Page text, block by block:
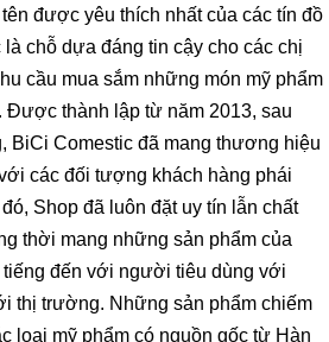
được yêu thích nhất của các tín đồ
là chỗ dựa đáng tin cậy cho các chị
cầu mua sắm những món mỹ phẩm
Được thành lập từ năm 2013, sau
BiCi Comestic đã mang thương hiệu
các đối tượng khách hàng phái
Shop đã luôn đặt uy tín lẫn chất
thời mang những sản phẩm của
đến với người tiêu dùng với
thị trường. Những sản phẩm chiếm
loại mỹ phẩm có nguồn gốc từ Hàn